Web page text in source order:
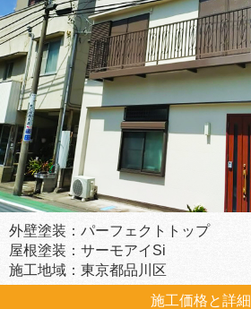
外壁塗装：パーフェクトトップ
屋根塗装：サーモアイSi
施工地域：東京都品川区
施工価格と詳細